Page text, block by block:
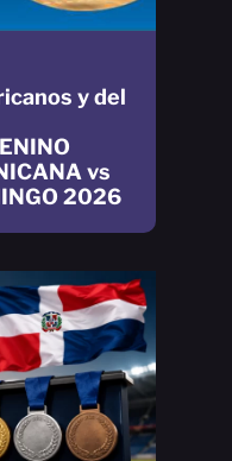
y del
vs
2026